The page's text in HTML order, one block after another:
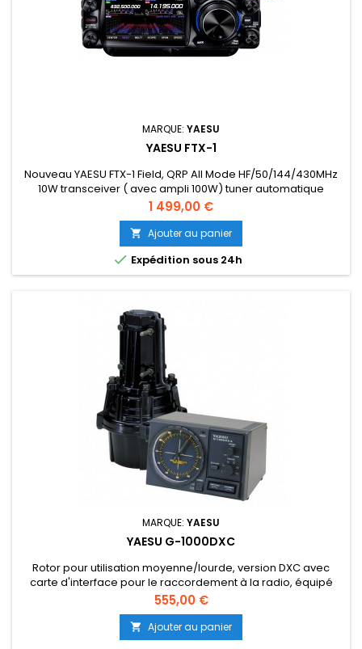
MARQUE: YAESU
YAESU FTX-1
Nouveau YAESU FTX-1 Field, QRP All Mode HF/50/144/430MHz
10W transceiver ( avec ampli 100W) tuner automatique
optionnel. Modification offerte 3 ANS DE GARANTIE Réference
: AH084M003
Prix
1 499,00 €
 Ajouter au panier
 Expédition sous 24h
MARQUE: YAESU
YAESU G-1000DXC
Rotor pour utilisation moyenne/lourde, version DXC avec
carte d'interface pour le raccordement à la radio, équipé
d'un préréglage et d'un réglage de la vitesse de rotation.
Prix
555,00 €
 Ajouter au panier